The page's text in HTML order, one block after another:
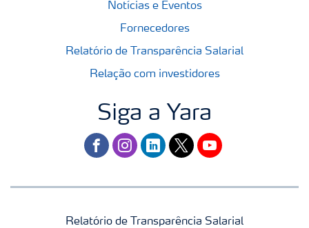
Notícias e Eventos
Fornecedores
Relatório de Transparência Salarial
Relação com investidores
Siga a Yara
facebookinstagram
linkedintwitteryoutube
Relatório de Transparência Salarial